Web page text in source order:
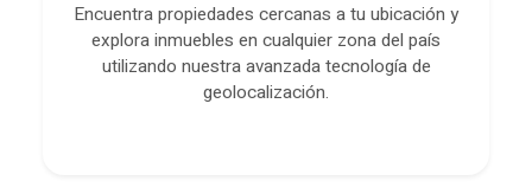
Encuentra propiedades cercanas a tu ubicación y
explora inmuebles en cualquier zona del país
utilizando nuestra avanzada tecnología de
geolocalización.